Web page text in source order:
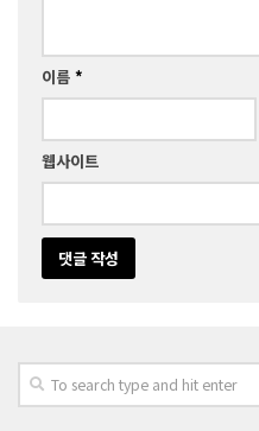
이름 *
웹사이트